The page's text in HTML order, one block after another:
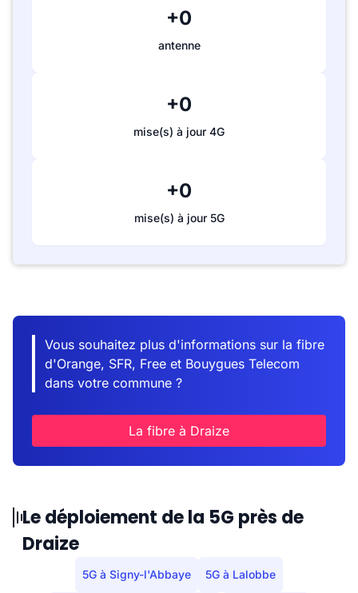
+0
antenne
+0
mise(s) à jour 4G
+0
mise(s) à jour 5G
Vous souhaitez plus d'informations sur la fibre
d'Orange, SFR, Free et Bouygues Telecom
dans votre commune ?
La fibre à Draize
Le déploiement de la 5G près de
Draize
5G à Signy-l'Abbaye 5G à Lalobbe